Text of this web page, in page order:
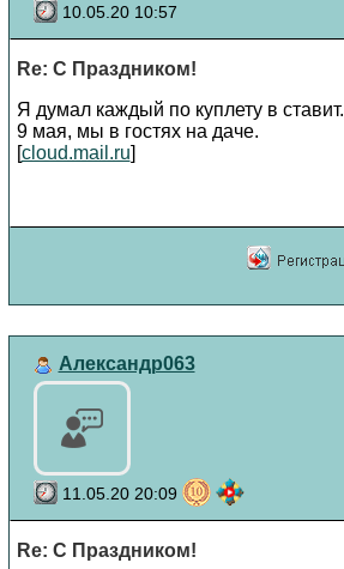
10.05.20 10:57
Re: С Праздником!
Я думал каждый по куплету в ставит.
9 мая, мы в гостях на даче.
[cloud.mail.ru]
Александр063
11.05.20 20:09
Re: С Праздником!